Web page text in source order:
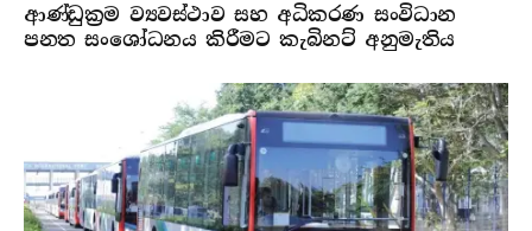
ආණ්ඩුක්‍රම ව්‍යවස්ථාව සහ අධිකරණ සංවිධාන
පනත සංශෝධනය කිරීමට කැබිනට් අනුමැතිය